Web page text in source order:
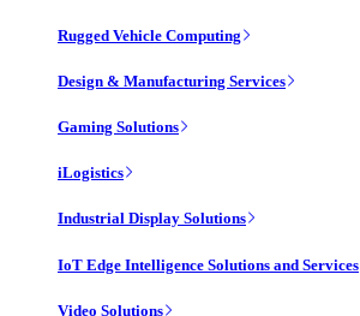
Rugged Vehicle Computing
Design & Manufacturing Services
Gaming Solutions
iLogistics
Industrial Display Solutions
IoT Edge Intelligence Solutions and Services
Video Solutions